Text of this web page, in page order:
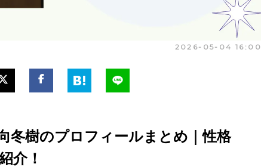
2026-05-04 16:00
冬樹のプロフィールまとめ｜性格
介！